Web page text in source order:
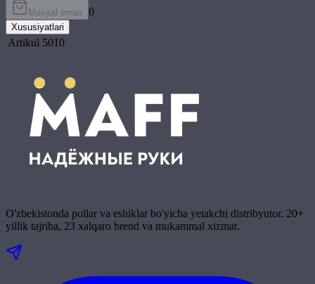
Mavjud emas 0
Xususiyatlari
Artikul 5010
O'zbekistonda pollar va eshiklar bo'yicha yetakchi distribyutor. 20+
yillik tajriba, 23 xalqaro brend va mukammal xizmat.